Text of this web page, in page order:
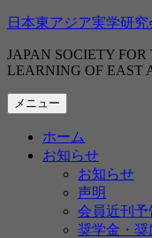
コ
テ
ン
ツ
へ
日本東アジア実学研究
JAPAN SOCIETY
LEARNING OF EAST
メニュー
ホーム
お知らせ
お知らせ
声明
会員近刊予
奨学金・奨